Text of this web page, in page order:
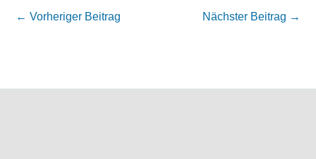
← Vorheriger Beitrag Nächster Beitrag →